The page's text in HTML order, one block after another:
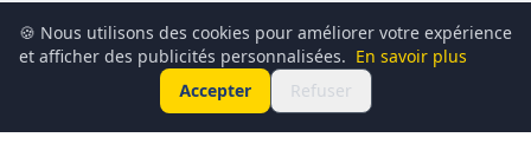
🍪 Nous utilisons des cookies pour améliorer votre expérience
et afficher des publicités personnalisées. En savoir plus
Accepter
Refuser